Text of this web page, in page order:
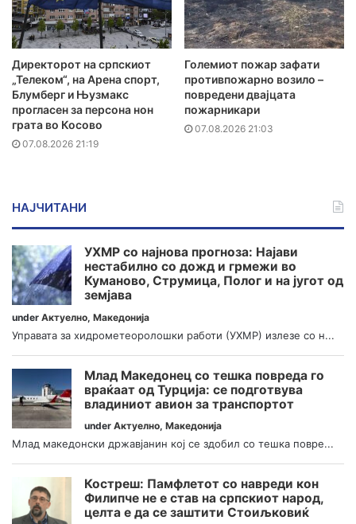
Директорот на српскиот
„Телеком“, на Арена спорт,
Блумберг и Њузмакс
прогласен за персона нон
грата во Косово
07.08.2026 21:19
Големиот пожар зафати
противпожарно возило –
повредени двајцата
пожарникари
07.08.2026 21:03
НАЈЧИТАНИ
УХМР со најнова прогноза: Најави
нестабилно со дожд и грмежи во
Куманово, Струмица, Полог и на југот од
земјава
under Актуелно, Македонија
Управата за хидрометеоролошки работи (УХМР) излезе со н...
Млад Македонец со тешка повреда го
враќаат од Турција: се подготвува
владиниот авион за транспортот
under Актуелно, Македонија
Млад македонски државјанин кој се здобил со тешка повре...
Костреш: Памфлетот со навреди кон
Филипче не е став на српскиот народ,
целта е да се заштити Стоиљковиќ